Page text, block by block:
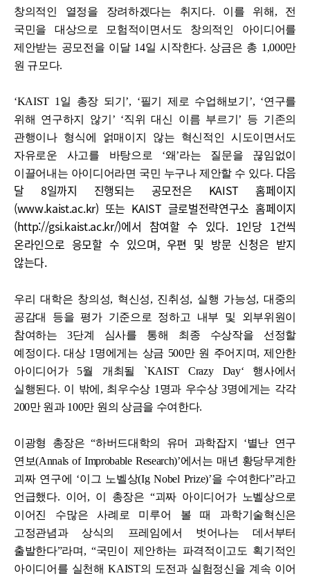
창의적인 열정을 장려하겠다는 취지다. 이를 위해, 전
국민을 대상으로 모험적이면서도 창의적인 아이디어를
제안받는 공모전을 이달 14일 시작한다. 상금은 총 1,000만
원 규모다.
‘KAIST 1일 총장 되기’, ‘필기 제로 수업해보기’, ‘연구를
위해 연구하지 않기’ ‘직위 대신 이름 부르기’ 등 기존의
관행이나 형식에 얽매이지 않는 혁신적인 시도이면서도
자유로운 사고를 바탕으로 ‘왜’라는 질문을 끊임없이
이끌어내는 아이디어라면 국민 누구나 제안할 수 있다. 다음
달 8일까지 진행되는 공모전은 KAIST 홈페이지
(www.kaist.ac.kr) 또는 KAIST 글로벌전략연구소 홈페이지
(http://gsi.kaist.ac.kr/)에서 참여할 수 있다. 1인당 1건씩
온라인으로 응모할 수 있으며, 우편 및 방문 신청은 받지
않는다.
우리 대학은 창의성, 혁신성, 진취성, 실행 가능성, 대중의
공감대 등을 평가 기준으로 정하고 내부 및 외부위원이
참여하는 3단계 심사를 통해 최종 수상작을 선정할
예정이다.대상 1명에게는 상금 500만 원 주어지며, 제안한
아이디어가 5월 개최될 `KAIST Crazy Day‘ 행사에서
실행된다. 이 밖에, 최우수상 1명과 우수상 3명에게는 각각
200만 원과 100만 원의 상금을 수여한다.
이광형 총장은 “하버드대학의 유머 과학잡지 ‘별난 연구
연보(Annals of Improbable Research)’에서는 매년 황당무계한
괴짜 연구에 ‘이그 노벨상(Ig Nobel Prize)’을 수여한다”라고
언급했다. 이어, 이 총장은 “괴짜 아이디어가 노벨상으로
이어진 수많은 사례로 미루어 볼 때 과학기술혁신은
고정관념과 상식의 프레임에서 벗어나는 데서부터
출발한다”라며, “국민이 제안하는 파격적이고도 획기적인
아이디어를 실천해 KAIST의 도전과 실험정신을 계속 이어